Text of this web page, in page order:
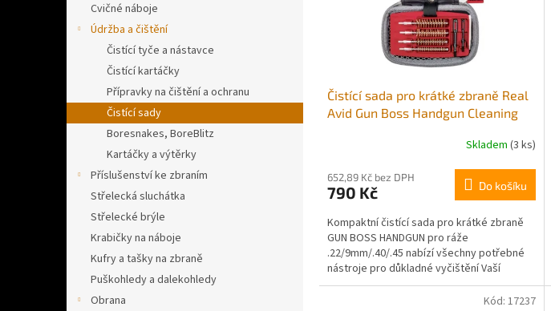
Cvičné náboje
Údržba a čištění
Čistící tyče a nástavce
Čistící kartáčky
Přípravky na čištění a ochranu
Čistící sady
Boresnakes, BoreBlitz
Kartáčky a výtěrky
Příslušenství ke zbraním
Střelecká sluchátka
Střelecké brýle
Krabičky na náboje
Kufry a tašky na zbraně
Puškohledy a dalekohledy
Obrana
Čistící sada pro krátké zbraně Real
Avid Gun Boss Handgun Cleaning
Skladem (3 ks)
652,89 Kč bez DPH
790 Kč Do košíku
Kompaktní čistící sada pro krátké zbraně
GUN BOSS HANDGUN pro ráže
.22/9mm/.40/.45 nabízí všechny potřebné
nástroje pro důkladné vyčištění Vaší
zbraně. Sada je dodávána v...
Kód: 17237